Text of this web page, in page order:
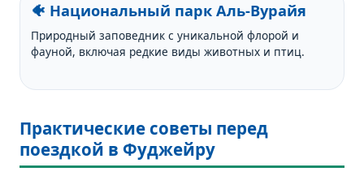
🐠 Национальный парк Аль-Вурайя
Природный заповедник с уникальной флорой и
фауной, включая редкие виды животных и птиц.
Практические советы перед
поездкой в Фуджейру